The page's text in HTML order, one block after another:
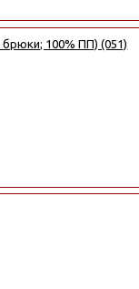
100% ПП) (051)